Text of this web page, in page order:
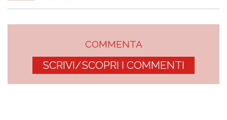
COMMENTA
SCRIVI/SCOPRI I COMMENTI